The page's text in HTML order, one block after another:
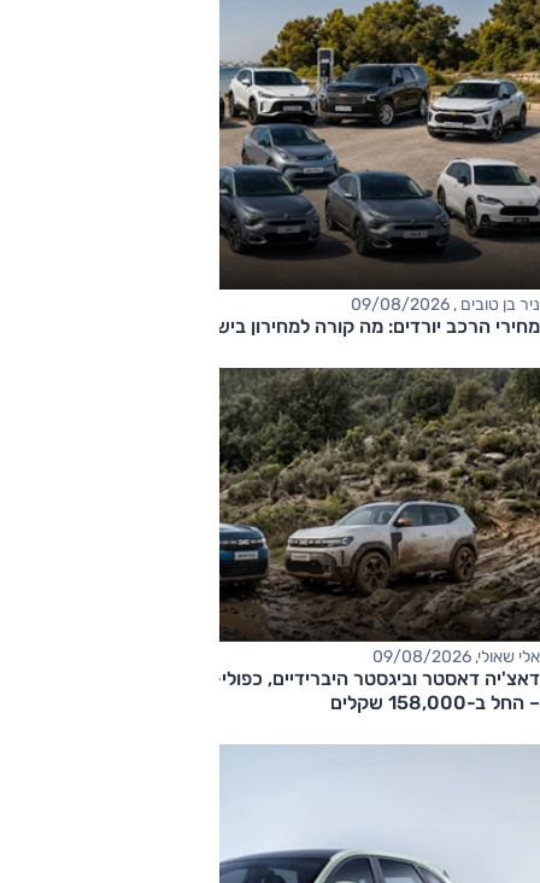
ניר בן טובים , 09/08/2026
מחירי הרכב יורדים: מה קורה למחירון בישראל?
אלי שאולי, 09/08/2026
דאצ'יה דאסטר וביגסטר היברידיים, כפולי-הנעה עם תיבה אוטומטית
– החל ב-158,000 שקלים